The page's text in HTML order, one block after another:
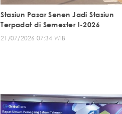
Stasiun Pasar Senen Jadi Stasiun
Terpadat di Semester I-2026
21/07/2026 07:34 WIB